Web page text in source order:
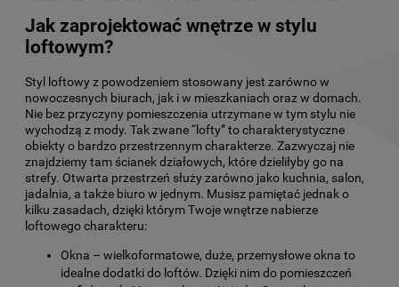
Jak zaprojektować wnętrze w stylu
loftowym?
Styl loftowy z powodzeniem stosowany jest zarówno w
nowoczesnych biurach, jak i w mieszkaniach oraz w domach.
Nie bez przyczyny pomieszczenia utrzymane w tym stylu nie
wychodzą z mody. Tak zwane “lofty” to charakterystyczne
obiekty o bardzo przestrzennym charakterze. Zazwyczaj nie
znajdziemy tam ścianek działowych, które dzieliłyby go na
strefy. Otwarta przestrzeń służy zarówno jako kuchnia, salon,
jadalnia, a także biuro w jednym. Musisz pamiętać jednak o
kilku zasadach, dzięki którym Twoje wnętrze nabierze
loftowego charakteru:
Okna – wielkoformatowe, duże, przemysłowe okna to
idealne dodatki do loftów. Dzięki nim do pomieszczeń